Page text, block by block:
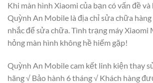
Khi màn hình Xiaomi của bạn có vấn đề
Quỳnh An Mobile là địa chỉ sửa chữa hàng
nhắc để sửa chữa. Tình trạng máy Xiaomi
hỏng màn hình không hề hiếm gặp!
Quỳnh An Mobile cam kết linh kiện thay
hãng √ Bảo hành 6 tháng √ Khách hàng